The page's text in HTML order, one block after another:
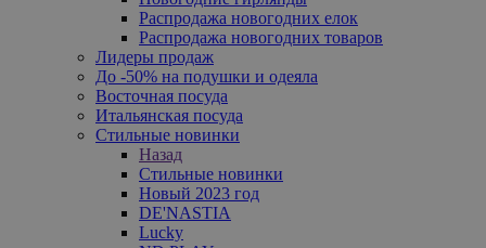
Распродажа новогодних елок
Распродажа новогодних товаров
Лидеры продаж
До -50% на подушки и одеяла
Восточная посуда
Итальянская посуда
Стильные новинки
Назад
Стильные новинки
Новый 2023 год
DE'NASTIA
Lucky